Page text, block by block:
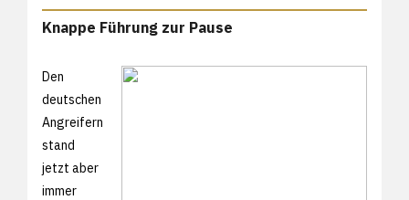
Knappe Führung zur Pause
Den
deutschen
Angreifern
stand
jetzt aber
immer